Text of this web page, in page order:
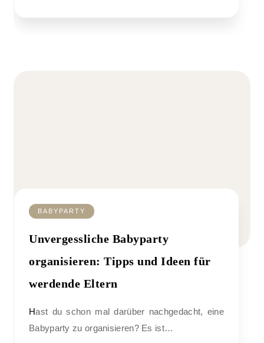
BABYPARTY
Unvergessliche Babyparty
organisieren: Tipps und Ideen für
werdende Eltern
Hast du schon mal darüber nachgedacht, eine
Babyparty zu organisieren? Es ist…